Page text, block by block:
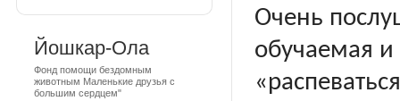
Йошкар-Ола
Фонд помощи бездомным
животным Маленькие друзья с
большим сердцем"
Очень
обучаемая и